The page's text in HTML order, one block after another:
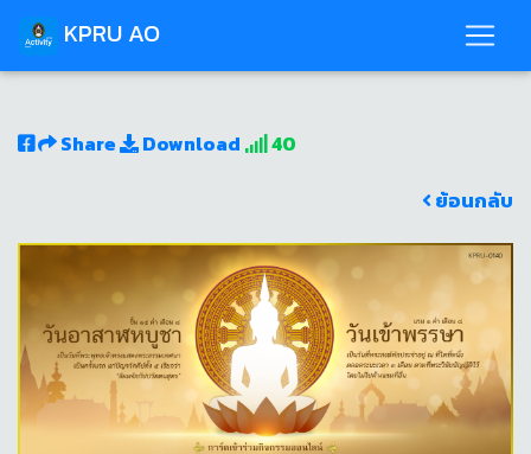
KPRU AO
Share Download
40
ย้อนกลับ